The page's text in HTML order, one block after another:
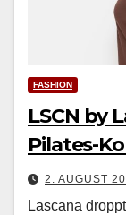
FASHION
LSCN by
Pilates-
2. AUGUST
Las­cana